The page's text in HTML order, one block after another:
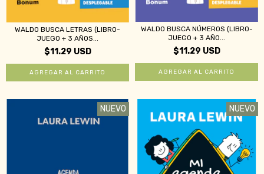
WALDO BUSCA LETRAS (LIBRO-
JUEGO + 3 AÑOS...
$11.29 USD
WALDO BUSCA NÚMEROS (LIBRO-
JUEGO + 3 AÑO...
$11.29 USD
NUEVO NUEVO